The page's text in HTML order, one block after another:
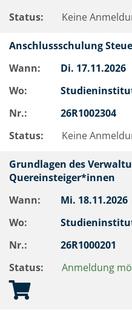
Status:
Keine
Anschlussschulung
Wann:
Di. 17.11.2026
Wo:
Nr.:
26R1002304
Status:
Keine
Grundlagen des
Quereinsteiger*innen
Wann:
Mi. 18.11.2026
Wo:
Nr.:
26R1000201
Status:
Anmeldung